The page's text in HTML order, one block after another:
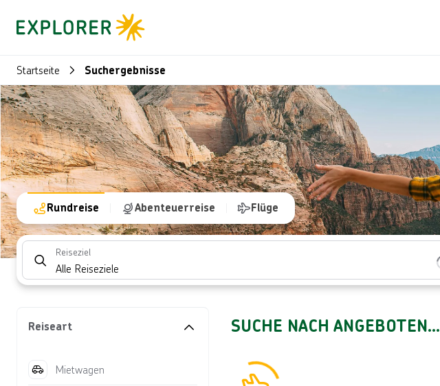
Startseite Suchergebnisse
Suchlistenseite
Rundreise Abenteuerreise Flüge
Reiseziel
Alle Reiseziele
Reiseart
Mietwagen
Suchergebnisse
SUCHE NACH ANGEBOTEN...